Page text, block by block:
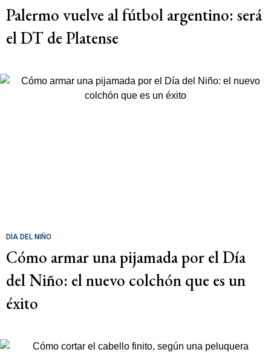
Palermo vuelve al fútbol argentino: será
el DT de Platense
DÍA DEL NIÑO
Cómo armar una pijamada por el Día
del Niño: el nuevo colchón que es un
éxito